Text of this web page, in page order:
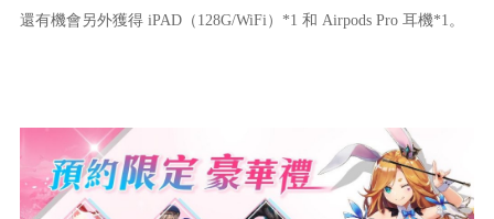
還有機會另外獲得iPAD（128G/WiFi） *1 和 Airpods Pro 耳機*1。